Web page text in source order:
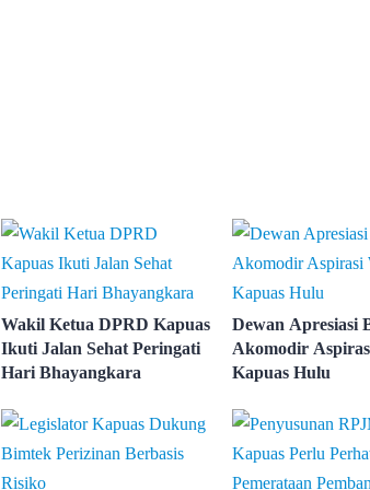
Wakil Ketua DPRD Kapuas
Ikuti Jalan Sehat Peringati
Hari Bhayangkara
Dewan Apresiasi
Akomodir
Kapuas Hulu